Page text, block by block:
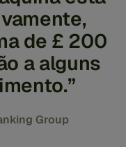
de £ 200
a alguns
Group